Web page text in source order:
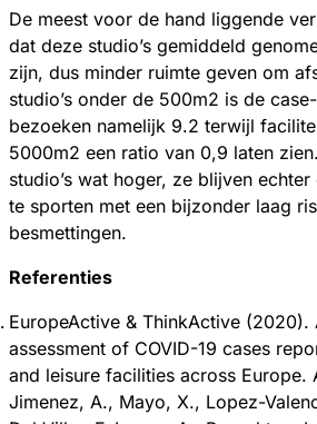
De meest voor de hand liggende
dat deze studio’s gemiddeld
zijn, dus minder ruimte geven om
studio’s onder de 500m2 is de
bezoeken namelijk 9.2 terwijl
5000m2 een ratio van 0,9 laten
studio’s wat hoger, ze blijven
te sporten met een bijzonder laag
besmettingen.
Referenties
EuropeActive & ThinkActive (2020).
assessment of COVID-19 cases
and leisure facilities across Europe.
Jimenez, A., Mayo, X., Lopez-